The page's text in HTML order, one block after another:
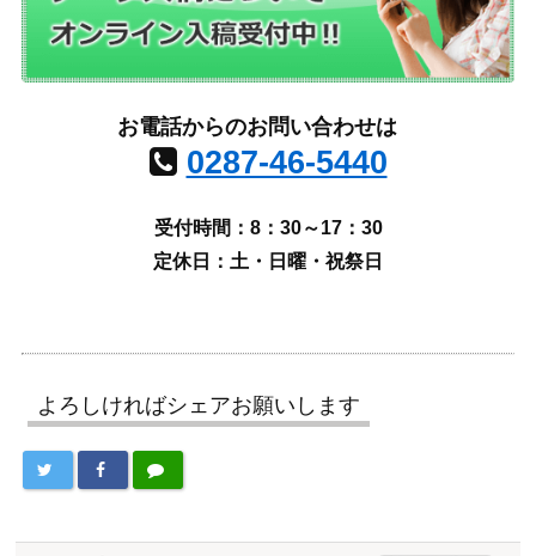
お電話からのお問い合わせは
0287-46-5440
受付時間：8：30～17：30
定休日：土・日曜・祝祭日
よろしければシェアお願いします